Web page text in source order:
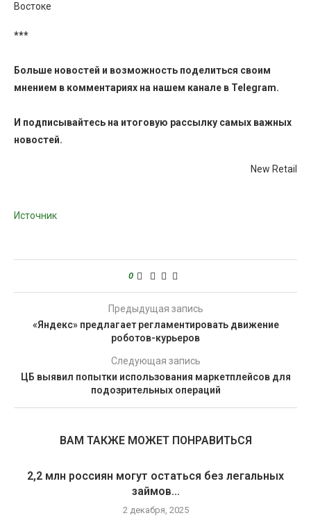
Востоке
***
Больше новостей и возможность поделиться своим
мнением в комментариях на нашем канале в Telegram.
И подписывайтесь на итоговую рассылку самых важных
новостей.
New Retail
Источник
0
Предыдущая запись
«Яндекс» предлагает регламентировать движение
роботов-курьеров
Следующая запись
ЦБ выявил попытки использования маркетплейсов для
подозрительных операций
ВАМ ТАКЖЕ МОЖЕТ ПОНРАВИТЬСЯ
2,2 млн россиян могут остаться без легальных
займов...
2 декабря, 2025